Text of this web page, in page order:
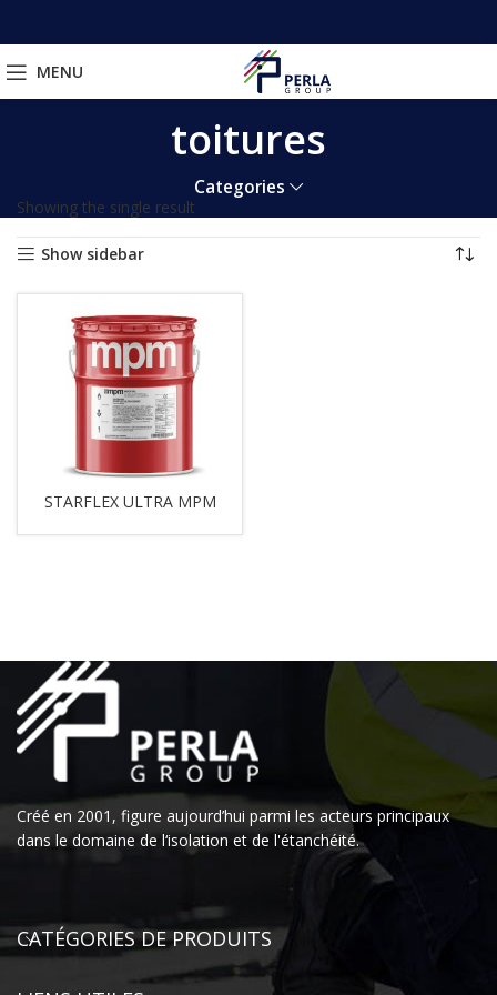
MENU
toitures
Categories
Showing the single result
Show sidebar
STARFLEX ULTRA MPM
Créé en 2001, figure aujourd’hui parmi les acteurs principaux
dans le domaine de l‘isolation et de l'étanchéité.
CATÉGORIES DE PRODUITS